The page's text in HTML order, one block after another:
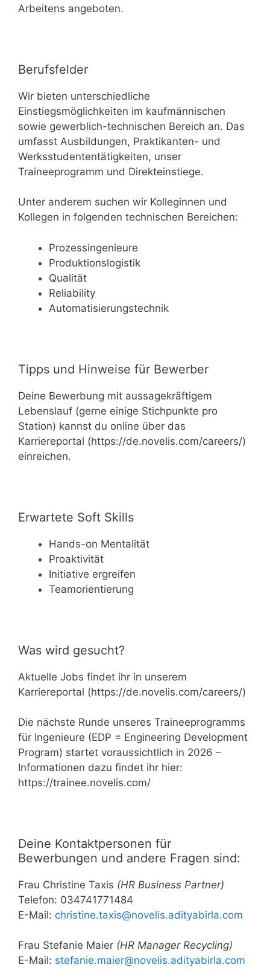
Arbeitens angeboten.
Berufsfelder
Wir bieten unterschiedliche
Einstiegsmöglichkeiten im kaufmännischen
sowie gewerblich-technischen Bereich an. Das
umfasst Ausbildungen, Praktikanten- und
Werksstudententätigkeiten, unser
Traineeprogramm und Direkteinstiege.
Unter anderem suchen wir Kolleginnen und
Kollegen in folgenden technischen Bereichen:
Prozessingenieure
Produktionslogistik
Qualität
Reliability
Automatisierungstechnik
Tipps und Hinweise für Bewerber
Deine Bewerbung mit aussagekräftigem
Lebenslauf (gerne einige Stichpunkte pro
Station) kannst du online über das
Karriereportal (https://de.novelis.com/careers/)
einreichen.
Erwartete Soft Skills
Hands-on Mentalität
Proaktivität
Initiative ergreifen
Teamorientierung
Was wird gesucht?
Aktuelle Jobs findet ihr in unserem
Karriereportal (https://de.novelis.com/careers/)
Die nächste Runde unseres Traineeprogramms
für Ingenieure (EDP = Engineering Development
Program) startet voraussichtlich in 2026 –
Informationen dazu findet ihr hier:
https://trainee.novelis.com/
Deine Kontaktpersonen für
Bewerbungen und andere Fragen sind:
Frau Christine Taxis (HR Business Partner)
Telefon: 034741771484
E-Mail: christine.taxis@novelis.adityabirla.com
Frau Stefanie Maier (HR Manager Recycling)
E-Mail: stefanie.maier@novelis.adityabirla.com